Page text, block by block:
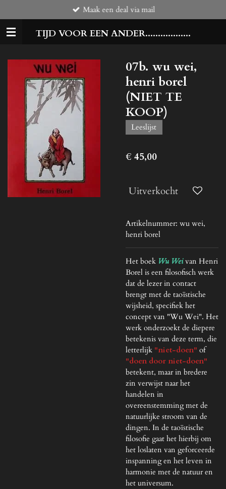
direct
naar
TIJD VOOR EEN ANDER..................
Maak een deal via mail
07b. wu wei,
henri borel
(NIET TE
KOOP)
Leeslijst
€ 45,00
Uitverkocht
Artikelnummer: wu wei,
henri borel
Het boek Wu Wei van Henri
Borel is een filosofisch werk
dat de lezer in contact
brengt met de taoïstische
wijsheid, specifiek het
concept van "Wu Wei". Het
werk onderzoekt de diepere
betekenis van deze term, die
letterlijk "niet-doen" of
"doen door niet-doen"
betekent, maar in bredere
zin verwijst naar het
handelen in
overeenstemming met de
natuurlijke stroom van de
dingen. In de taoïstische
filosofie gaat het hierbij om
het loslaten van geforceerde
inspanning en het leven in
harmonie met de natuur en
het universum.